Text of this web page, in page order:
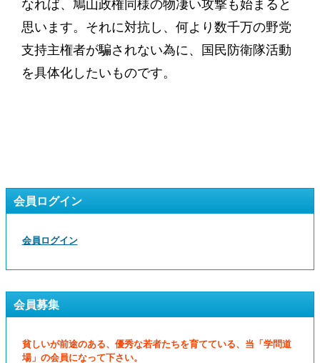
なれば、鳩山政権同様の物凄い攻撃も始まると
思います。それに対抗し、何より数千万の野党
支持主権者が騙されない為に、国民防衛隊活動
を具体化したいものです。
会員ログイン
会員ログイン
会員募集
貧しいが前途のある、優秀な若者たちを育てている、当「学問道
場」の会員になって下さい。